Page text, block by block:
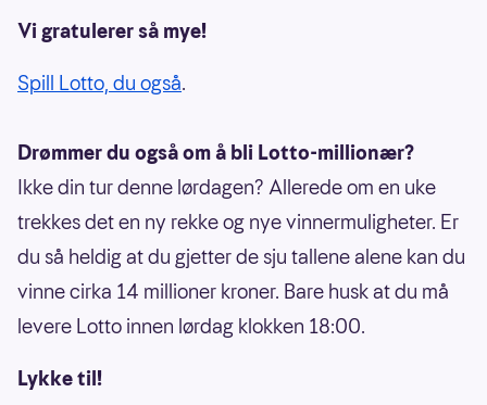
Vi gratulerer så mye!
Spill Lotto, du også.
Drømmer du også om å bli Lotto-millionær?
Ikke din tur denne lørdagen? Allerede om en uke
trekkes det en ny rekke og nye vinnermuligheter. Er
du så heldig at du gjetter de sju tallene alene kan du
vinne cirka 14 millioner kroner. Bare husk at du må
levere Lotto innen lørdag klokken 18:00.
Lykke til!